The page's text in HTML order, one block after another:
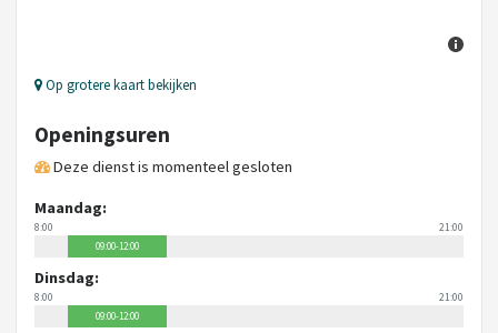
Op grotere kaart bekijken
Openingsuren
Deze dienst is momenteel gesloten
Maandag:
8:00 21:00
09:00-12:00
Dinsdag:
8:00 21:00
09:00-12:00